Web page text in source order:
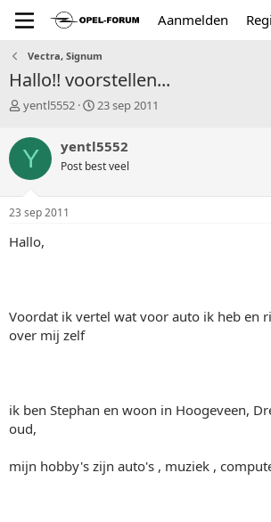
Aanmelden
Vectra, Signum
Hallo!! voorstellen...
T
p
i
s
a
t
yentl5552
S
r
t
a
23 sep 2011
Y yentl5552
Post best veel
23 sep 2011
Hallo,
Voordat ik vertel wat voor auto ik heb en
over mij zelf
ik ben Stephan en woon in Hoogeveen,
oud,
mijn hobby's zijn auto's , muziek ,